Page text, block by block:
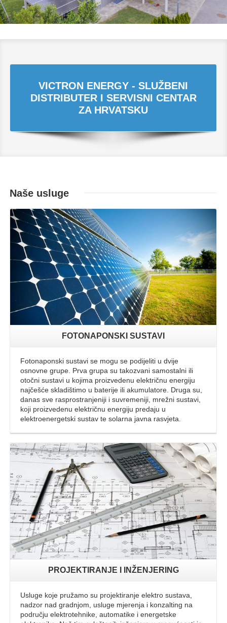
VICTRON ENERGY - SLUŽBENI
DISTRIBUTER I SERVISNI CENTAR
ZA HRVATSKU
Naše usluge
Opširnije
FOTONAPONSKI SUSTAVI
Fotonaponski sustavi se mogu se podijeliti u dvije
osnovne grupe. Prva grupa su takozvani samostalni ili
otočni sustavi u kojima proizvedenu električnu energiju
najčešće skladištimo u baterije ili akumulatore. Druga su,
danas sve rasprostranjeniji i suvremeniji, mrežni sustavi,
koji proizvedenu električnu energiju predaju u
elektroenergetski sustav te solarna javna rasvjeta.
Opširnije
PROJEKTIRANJE I INŽENJERING
Usluge koje pružamo su projektiranje elektro sustava,
nadzor nad gradnjom, usluge mjerenja i konzalting na
području elektrotehnike, automatike i energetske